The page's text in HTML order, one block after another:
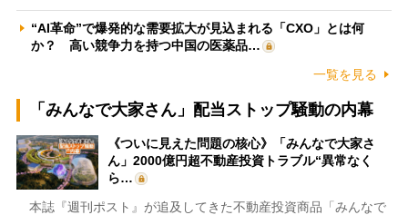
“AI革命”で爆発的な需要拡大が見込まれる「CXO」とは何
か？ 高い競争力を持つ中国の医薬品…
一覧を見る
「みんなで大家さん」配当ストップ騒動の内幕
《ついに見えた問題の核心》「みんなで大家さ
ん」2000億円超不動産投資トラブル“異常なく
ら…
本誌『週刊ポスト』が追及してきた不動産投資商品「みんなで